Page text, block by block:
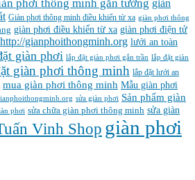
phơi thông minh gắn tường giàn
Giàn phơi thông minh điều khiển từ xa giàn phơi thông
giàn phơi điều khiển từ xa giàn phơi điện tử
http://gianphoithongminh.org lưới an toàn
giàn phơi lắp đặt giàn phơi gắn trần lắp đặt giàn
giàn phơi thông minh lắp đặt lưới an
mua giàn phơi thông minh Mẫu giàn phơi
sửa giàn phơi Sản phẩm giàn
phơi sửa chữa giàn phơi thông minh sửa giàn
Vinh Shop ‌giàn‌ ‌phơi‌